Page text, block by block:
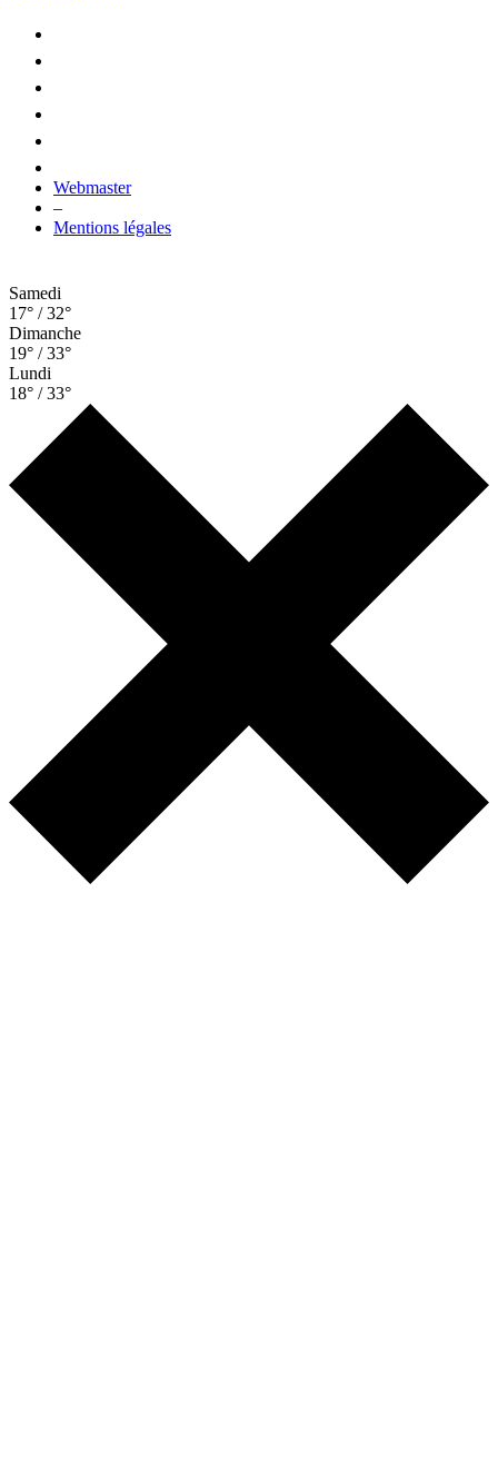
Webmaster
–
Mentions légales
Samedi
17° / 32°
Dimanche
19° / 33°
Lundi
18° / 33°